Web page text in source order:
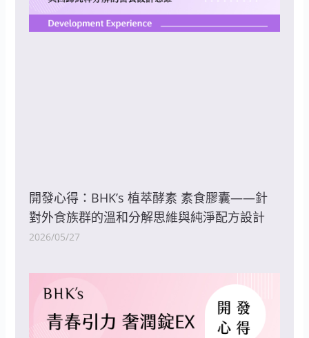
開發心得：BHK’s 植萃酵素 素食膠囊——針
對外食族群的溫和分解思維與純淨配方設計
2026/05/27